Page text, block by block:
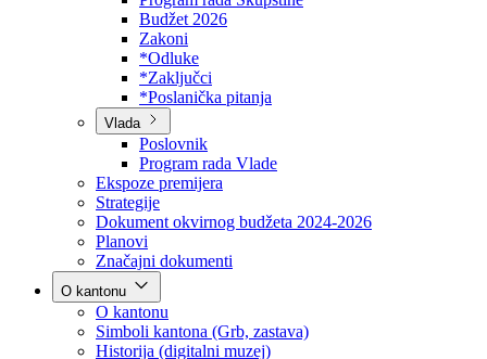
Skupština
Poslovnik
Program rada Skupštine
Budžet 2026
Zakoni
*Odluke
*Zaključci
*Poslanička pitanja
Vlada
Poslovnik
Program rada Vlade
Ekspoze premijera
Strategije
Dokument okvirnog budžeta 2024-2026
Planovi
Značajni dokumenti
O kantonu